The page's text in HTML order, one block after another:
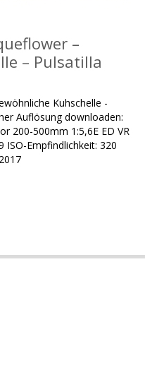
–
– Pulsatilla
Kuhschelle -
Auflösung downloaden:
200-500mm 1:5,6E ED VR
ISO-Empfindlichkeit: 320